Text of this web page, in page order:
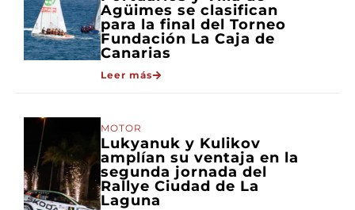
Agüimes se clasifican
para la final del Torneo
Fundación La Caja de
Canarias
Leer más
MOTOR
Lukyanuk y Kulikov
amplían su ventaja en la
segunda jornada del
Rallye Ciudad de La
Laguna